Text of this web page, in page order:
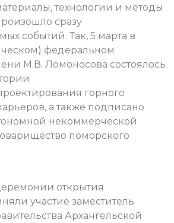
технологии и методы
сразу
событий. Так, 5 марта в
федеральном
М.В. Ломоносова состоялось
горного
а также подписано
некоммерческой
поморского
открытия
участие заместитель
Архангельской